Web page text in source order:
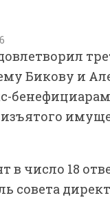
Бикову и
бенефициарам
число 18
совета